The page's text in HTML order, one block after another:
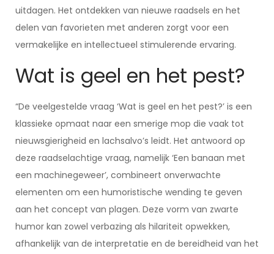
uitdagen. Het ontdekken van nieuwe raadsels en het
delen van favorieten met anderen zorgt voor een
vermakelijke en intellectueel stimulerende ervaring.
Wat is geel en het pest?
“De veelgestelde vraag ‘Wat is geel en het pest?’ is een
klassieke opmaat naar een smerige mop die vaak tot
nieuwsgierigheid en lachsalvo’s leidt. Het antwoord op
deze raadselachtige vraag, namelijk ‘Een banaan met
een machinegeweer’, combineert onverwachte
elementen om een humoristische wending te geven
aan het concept van plagen. Deze vorm van zwarte
humor kan zowel verbazing als hilariteit opwekken,
afhankelijk van de interpretatie en de bereidheid van het